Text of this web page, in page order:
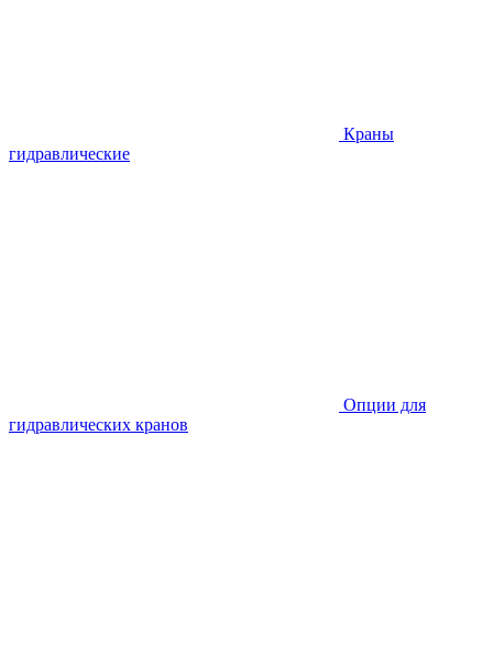
Краны
гидравлические
Опции для
гидравлических кранов